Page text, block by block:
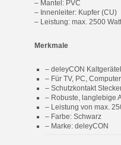
– Mantel: PVC
– Innenleiter: Kupfer (CU)
– Leistung: max. 2500
Merkmale
– deleyCON
– Für TV, PC,
– Schutzkontakt
– Robuste, langlebige
– Leistung von max.
– Farbe: Schwarz
– Marke: deleyCON